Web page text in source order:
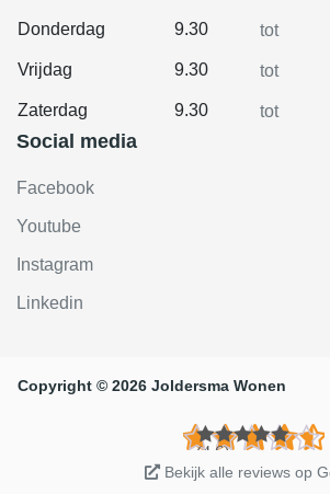
Donderdag 9.30 tot
Vrijdag 9.30 tot
Zaterdag 9.30 tot
Social media
Facebook
Youtube
Instagram
Linkedin
Copyright © 2026 Joldersma Wonen
(4.6)
Bekijk alle reviews op